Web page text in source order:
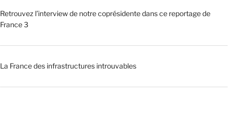
Retrouvez l’interview de notre coprésidente dans ce reportage de
France 3
La France des infrastructures introuvables